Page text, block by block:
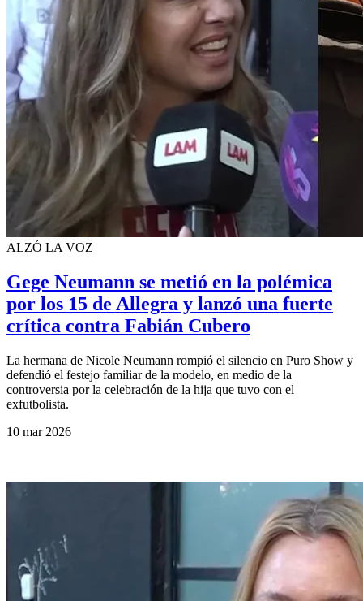
ALZÓ LA VOZ
Gege Neumann se metió en la polémica
por los 15 de Allegra y lanzó una fuerte
crítica contra Fabián Cubero
La hermana de Nicole Neumann rompió el silencio en Puro Show y
defendió el festejo familiar de la modelo, en medio de la
controversia por la celebración de la hija que tuvo con el
exfutbolista.
10 mar 2026